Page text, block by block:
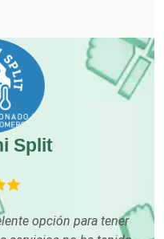
Split
opción para tener